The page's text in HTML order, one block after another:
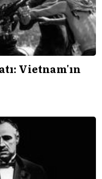
Vietnam'ın